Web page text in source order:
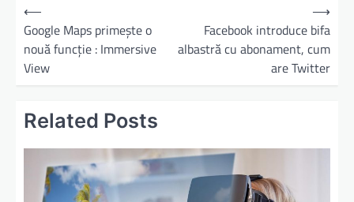
⟵
Google Maps primește o
nouă funcție : Immersive
View
Facebook introduce bifa
albastră cu abonament, cum
are Twitter
⟶
Related Posts